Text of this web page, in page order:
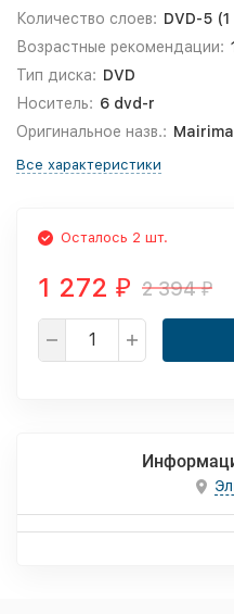
Количество слоев: DVD-5
Возрастные рекомендации:
Тип диска: DVD
Носитель: 6 dvd-r
Оригинальное назв.:
Все характеристики
Осталось 2 шт.
1 272 ₽ 2 394₽